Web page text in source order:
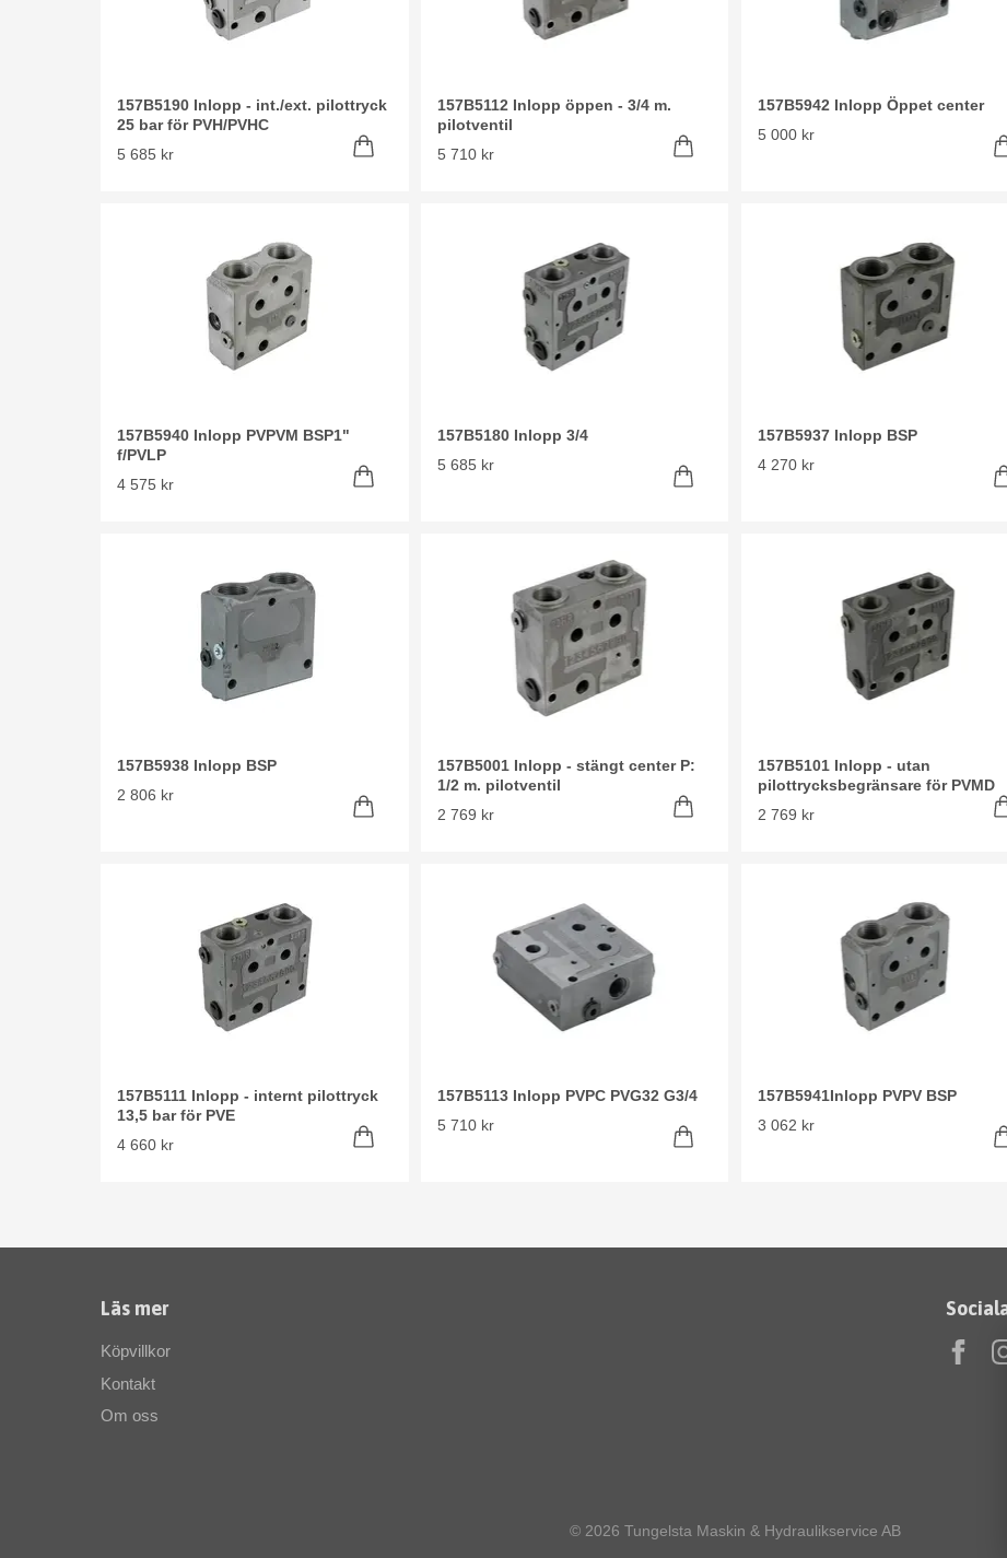
157B5190 Inlopp - int./ext. pilottryck
25 bar för PVH/PVHC
5 685 kr
157B5112 Inlopp öppen - 3/4 m.
pilotventil
5 710 kr
157B5942 Inlopp Öppet center
5 000 kr
157B5940 Inlopp PVPVM BSP1"
f/PVLP
4 575 kr
157B5180 Inlopp 3/4
5 685 kr
157B5937 Inlopp BSP
4 270 kr
157B5938 Inlopp BSP
2 806 kr
157B5001 Inlopp - stängt center P:
1/2 m. pilotventil
2 769 kr
157B5101 Inlopp - utan
pilottrycksbegränsare för PVMD
2 769 kr
157B5111 Inlopp - internt pilottryck
13,5 bar för PVE
4 660 kr
157B5113 Inlopp PVPC PVG32 G3/4
5 710 kr
157B5941Inlopp PVPV BSP
3 062 kr
Läs mer
Köpvillkor
Kontakt
Om oss
© 2026 Tungelsta Maskin & Hydraulikservice AB